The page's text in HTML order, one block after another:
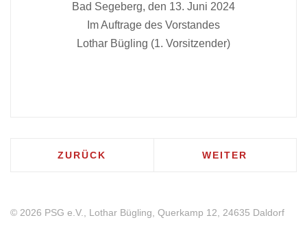
Bad Segeberg, den 13. Juni 2024
Im Auftrage des Vorstandes
Lothar Bügling (1. Vorsitzender)
VORHERIGER BEITRAG:
ZURÜCK NÄCHSTER
WEITER
© 2026 PSG e.V., Lothar Bügling, Querkamp 12, 24635 Daldorf